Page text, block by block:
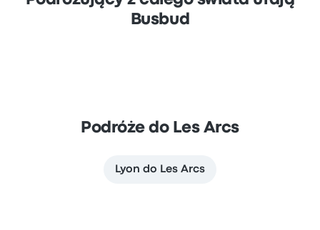
Busbud
Podróże do Les Arcs
Lyon do Les Arcs